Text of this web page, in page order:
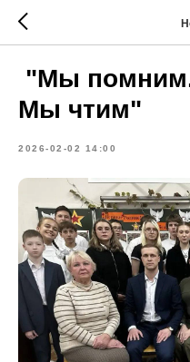
"Мы
Мы чтим"
2026-02-02 14:00